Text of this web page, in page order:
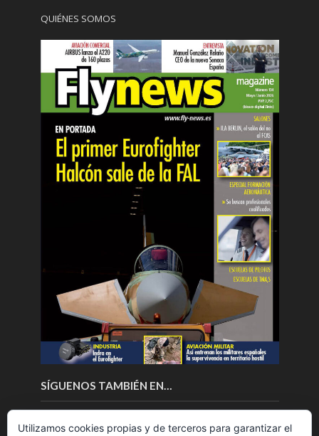
QUIÉNES SOMOS
SÍGUENOS TAMBIÉN EN…
Utilizamos cookies propias y de terceros para garantizar el